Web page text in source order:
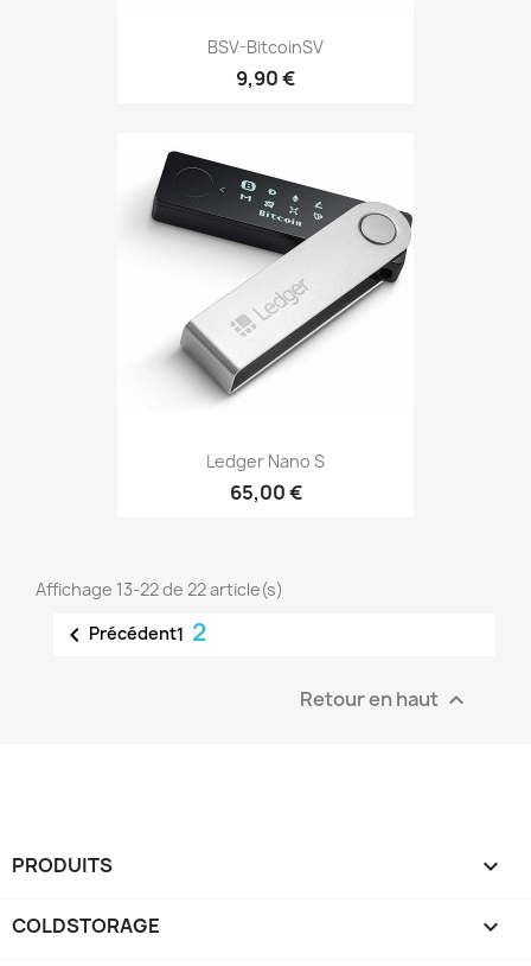
BSV-BitcoinSV
9,90 €
Ledger Nano S
65,00 €
Affichage 13-22 de 22 article(s)
 Précédent1 2
Retour en haut 
PRODUITS 
COLDSTORAGE 